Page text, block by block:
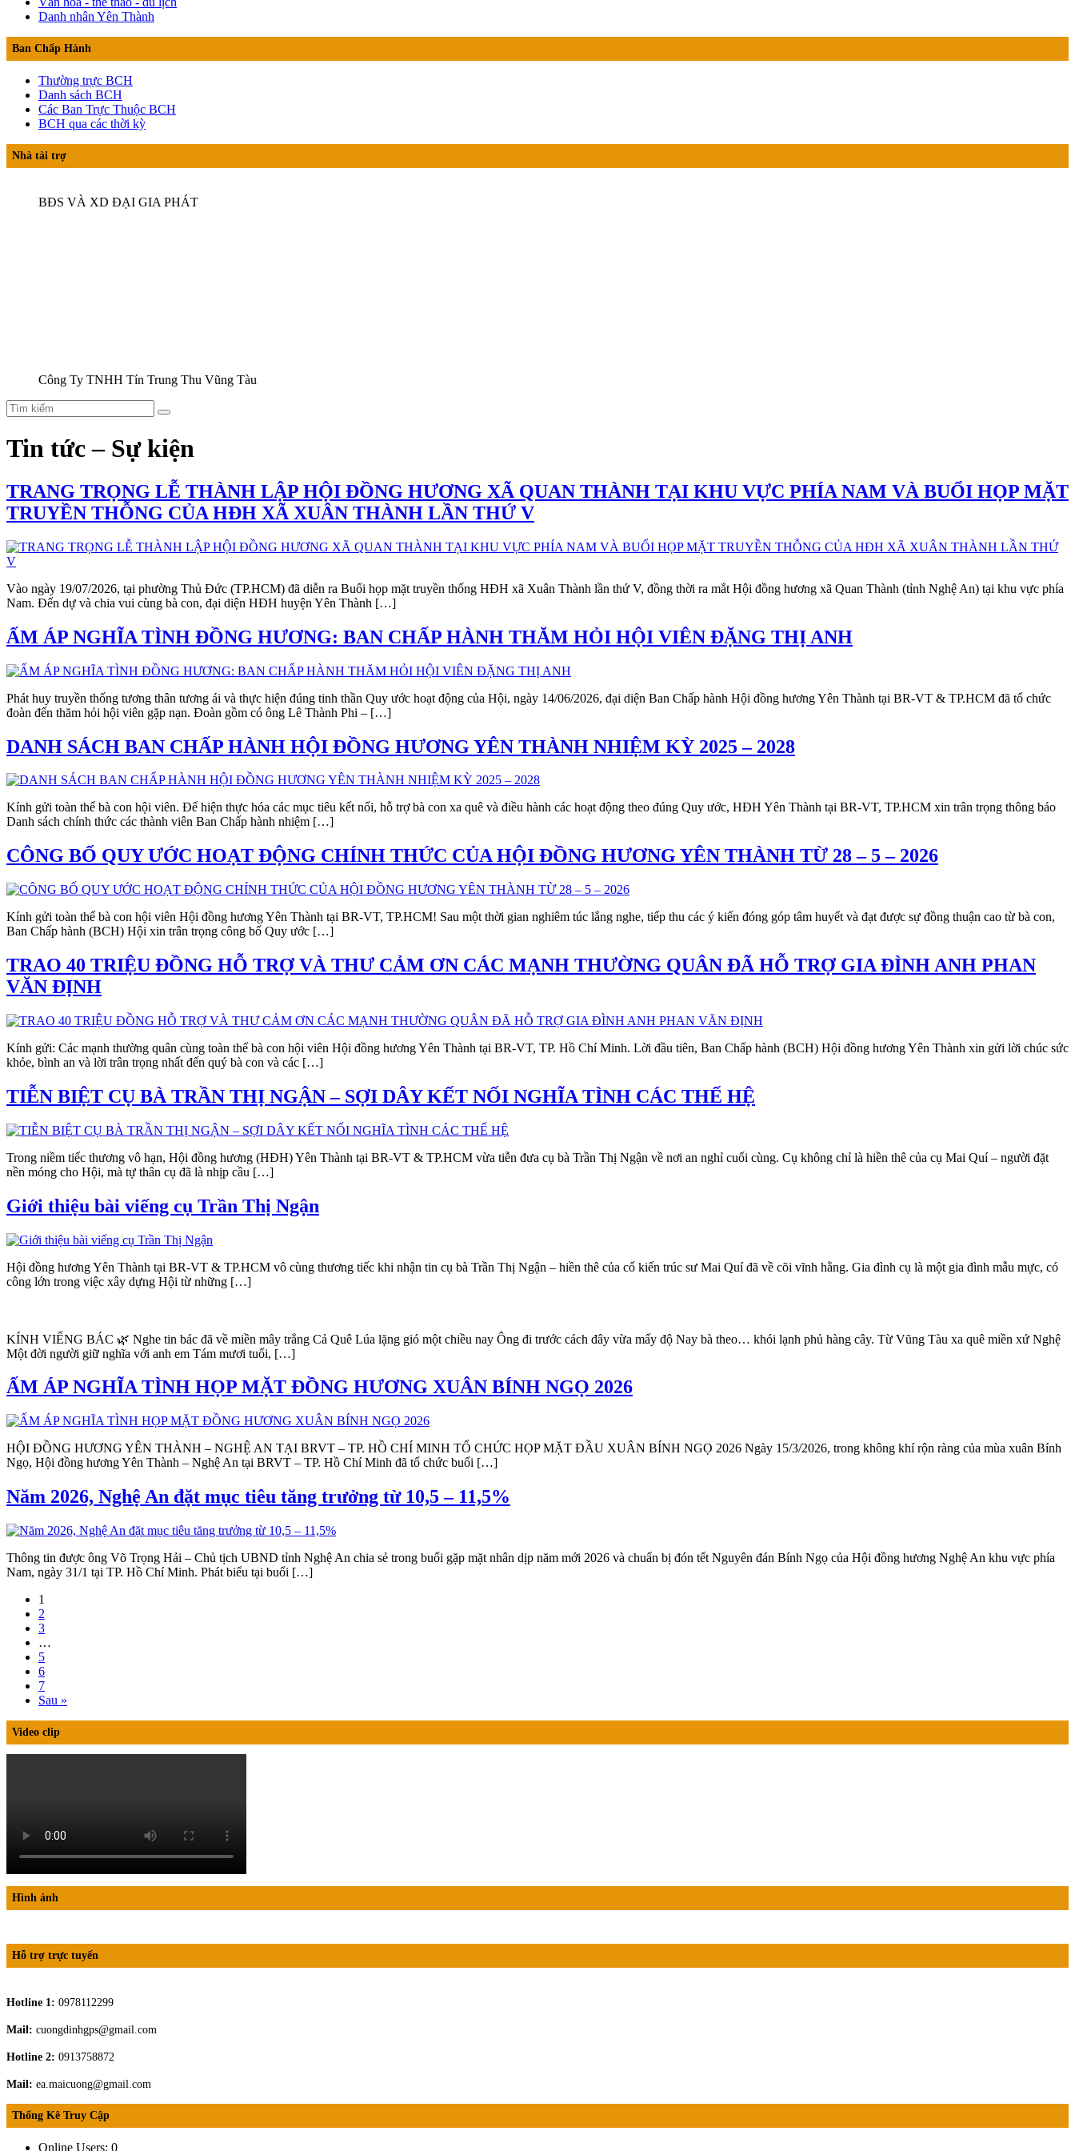
Danh nhân Yên Thành
Ban Chấp Hành
Thường trực BCH
Danh sách BCH
Các Ban Trực Thuộc BCH
BCH qua các thời kỳ
Nhà tài trợ
BĐS VÀ XD ĐẠI GIA PHÁT
Công Ty TNHH Tín Trung Thu Vũng Tàu
Tìm
kiếm
Tin tức – Sự kiện
TRANG TRỌNG LỄ THÀNH LẬP HỘI ĐỒNG HƯƠNG XÃ QUAN THÀNH TẠI KHU VỰC PHÍA NAM VÀ BUỔI HỌP MẶT
TRUYỀN THỖNG CỦA HĐH XÃ XUÂN THÀNH LẦN THỨ V
Vào ngày 19/07/2026, tại phường Thủ Đức (TP.HCM) đã diễn ra Buổi họp mặt truyền thống HĐH xã Xuân Thành lần thứ V, đồng thời ra mắt Hội đồng hương xã Quan Thành (tỉnh Nghệ An) tại khu vực phía
Nam. Đến dự và chia vui cùng bà con, đại diện HĐH huyện Yên Thành […]
ẤM ÁP NGHĨA TÌNH ĐỒNG HƯƠNG: BAN CHẤP HÀNH THĂM HỎI HỘI VIÊN ĐẶNG THỊ ANH
Phát huy truyền thống tương thân tương ái và thực hiện đúng tinh thần Quy ước hoạt động của Hội, ngày 14/06/2026, đại diện Ban Chấp hành Hội đồng hương Yên Thành tại BR-VT & TP.HCM đã tổ chức
đoàn đến thăm hỏi hội viên gặp nạn. Đoàn gồm có ông Lê Thành Phi – […]
DANH SÁCH BAN CHẤP HÀNH HỘI ĐỒNG HƯƠNG YÊN THÀNH NHIỆM KỲ 2025 – 2028
Kính gửi toàn thể bà con hội viên. Để hiện thực hóa các mục tiêu kết nối, hỗ trợ bà con xa quê và điều hành các hoạt động theo đúng Quy ước, HĐH Yên Thành tại BR-VT, TP.HCM xin trân trọng thông báo
Danh sách chính thức các thành viên Ban Chấp hành nhiệm […]
CÔNG BỐ QUY ƯỚC HOẠT ĐỘNG CHÍNH THỨC CỦA HỘI ĐỒNG HƯƠNG YÊN THÀNH TỪ 28 – 5 – 2026
Kính gửi toàn thể bà con hội viên Hội đồng hương Yên Thành tại BR-VT, TP.HCM! Sau một thời gian nghiêm túc lắng nghe, tiếp thu các ý kiến đóng góp tâm huyết và đạt được sự đồng thuận cao từ bà con,
Ban Chấp hành (BCH) Hội xin trân trọng công bố Quy ước […]
TRAO 40 TRIỆU ĐỒNG HỖ TRỢ VÀ THƯ CẢM ƠN CÁC MẠNH THƯỜNG QUÂN ĐÃ HỖ TRỢ GIA ĐÌNH ANH PHAN
VĂN ĐỊNH
Kính gửi: Các mạnh thường quân cùng toàn thể bà con hội viên Hội đồng hương Yên Thành tại BR-VT, TP. Hồ Chí Minh. Lời đầu tiên, Ban Chấp hành (BCH) Hội đồng hương Yên Thành xin gửi lời chúc sức
khỏe, bình an và lời trân trọng nhất đến quý bà con và các […]
TIỄN BIỆT CỤ BÀ TRẦN THỊ NGẬN – SỢI DÂY KẾT NỐI NGHĨA TÌNH CÁC THẾ HỆ
Trong niềm tiếc thương vô hạn, Hội đồng hương (HĐH) Yên Thành tại BR-VT & TP.HCM vừa tiễn đưa cụ bà Trần Thị Ngận về nơi an nghỉ cuối cùng. Cụ không chỉ là hiền thê của cụ Mai Quí – người đặt
nền móng cho Hội, mà tự thân cụ đã là nhịp cầu […]
Giới thiệu bài viếng cụ Trần Thị Ngận
Hội đồng hương Yên Thành tại BR-VT & TP.HCM vô cùng thương tiếc khi nhận tin cụ bà Trần Thị Ngận – hiền thê của cố kiến trúc sư Mai Quí đã về cõi vĩnh hằng. Gia đình cụ là một gia đình mẫu mực, có
công lớn trong việc xây dựng Hội từ những […]
KÍNH VIẾNG BÁC 🌿 Nghe tin bác đã về miền mây trắng Cả Quê Lúa lặng gió một chiều nay Ông đi trước cách đây vừa mấy độ Nay bà theo… khói lạnh phủ hàng cây. Từ Vũng Tàu xa quê miền xứ Nghệ
Một đời người giữ nghĩa với anh em Tám mươi tuổi, […]
ẤM ÁP NGHĨA TÌNH HỌP MẶT ĐỒNG HƯƠNG XUÂN BÍNH NGỌ 2026
HỘI ĐỒNG HƯƠNG YÊN THÀNH – NGHỆ AN TẠI BRVT – TP. HỒ CHÍ MINH TỔ CHỨC HỌP MẶT ĐẦU XUÂN BÍNH NGỌ 2026 Ngày 15/3/2026, trong không khí rộn ràng của mùa xuân Bính
Ngọ, Hội đồng hương Yên Thành – Nghệ An tại BRVT – TP. Hồ Chí Minh đã tổ chức buổi […]
Năm 2026, Nghệ An đặt mục tiêu tăng trưởng từ 10,5 – 11,5%
Thông tin được ông Võ Trọng Hải – Chủ tịch UBND tỉnh Nghệ An chia sẻ trong buổi gặp mặt nhân dịp năm mới 2026 và chuẩn bị đón tết Nguyên đán Bính Ngọ của Hội đồng hương Nghệ An khu vực phía
Nam, ngày 31/1 tại TP. Hồ Chí Minh. Phát biểu tại buổi […]
1
2
3
…
5
6
7
Sau »
Video clip
Hình ảnh
Hỗ trợ trực tuyến
Hotline 1: 0978112299
Mail: cuongdinhgps@gmail.com
Hotline 2: 0913758872
Mail: ea.maicuong@gmail.com
Thống Kê Truy Cập
Online Users: 0